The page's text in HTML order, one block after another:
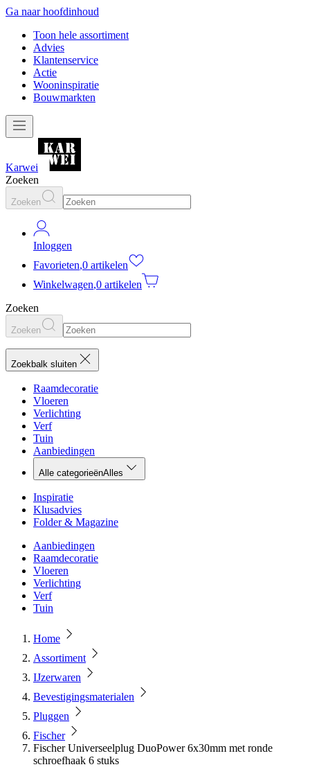
Ga naar hoofdinhoud
Toon hele assortiment
Advies
Klantenservice
Actie
Wooninspiratie
Bouwmarkten
Karwei
Zoeken
Zoeken
Inloggen
Favorieten,0 artikelen
Winkelwagen,0 artikelen
Zoeken
Zoeken
Zoekbalk sluiten
Raamdecoratie
Vloeren
Verlichting
Verf
Tuin
Aanbiedingen
Alle categorieënAlles
Inspiratie
Klusadvies
Folder & Magazine
Aanbiedingen
Raamdecoratie
Vloeren
Verlichting
Verf
Tuin
Home
Assortiment
IJzerwaren
Bevestigingsmaterialen
Pluggen
Fischer
Fischer Universeelplug DuoPower 6x30mm met ronde
schroefhaak 6 stuks